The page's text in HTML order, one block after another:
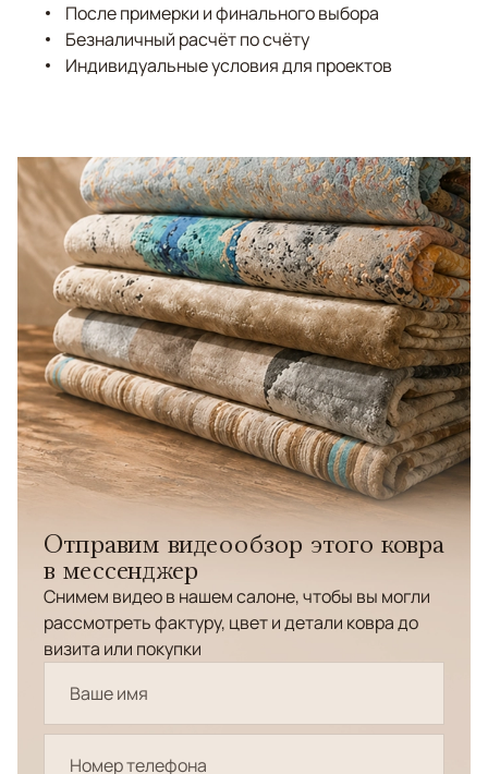
После примерки и финального выбора
Безналичный расчёт по счёту
Индивидуальные условия для проектов
Отправим видеообзор этого ковра
в мессенджер
Снимем видео в нашем салоне, чтобы вы могли
рассмотреть фактуру, цвет и детали ковра до
визита или покупки